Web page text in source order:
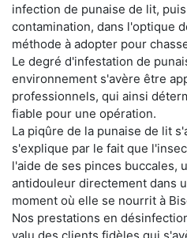
infection de punaise de lit,
contamination, dans l'optique
méthode à adopter pour
Le degré d'infestation de
environnement s'avère être
professionnels, qui ainsi
fiable pour une opération.
La piqûre de la punaise de lit
s'explique par le fait que
l'aide de ses pinces buccales,
antidouleur directement dans
moment où elle se nourrit à
Nos prestations en